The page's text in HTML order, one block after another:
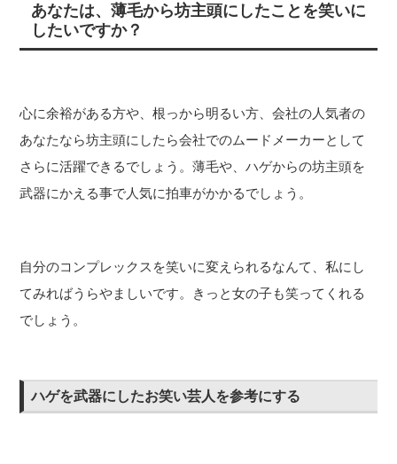
あなたは、薄毛から坊主頭にしたことを笑いに
したいですか？
心に余裕がある方や、根っから明るい方、会社の人気者の
あなたなら坊主頭にしたら会社でのムードメーカーとして
さらに活躍できるでしょう。薄毛や、ハゲからの坊主頭を
武器にかえる事で人気に拍車がかかるでしょう。
自分のコンプレックスを笑いに変えられるなんて、私にし
てみればうらやましいです。きっと女の子も笑ってくれる
でしょう。
ハゲを武器にしたお笑い芸人を参考にする